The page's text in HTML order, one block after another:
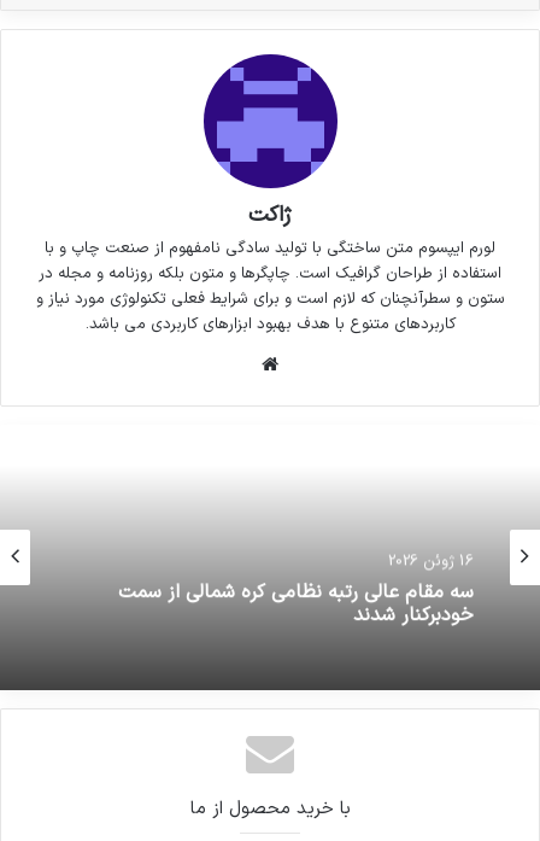
ژاکت
لورم ایپسوم متن ساختگی با تولید سادگی نامفهوم از صنعت چاپ و با
استفاده از طراحان گرافیک است. چاپگرها و متون بلکه روزنامه و مجله در
ستون و سطرآنچنان که لازم است و برای شرایط فعلی تکنولوژی مورد نیاز و
کاربردهای متنوع با هدف بهبود ابزارهای کاربردی می باشد.
16 ژوئن 2026
سه مقام عالی رتبه نظامی کره شمالی از سمت
خودبرکنار شدند
با خرید محصول از ما